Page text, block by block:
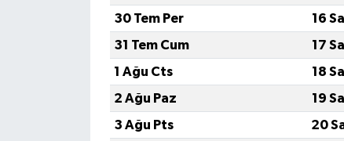
30 Tem Per
16
31 Tem Cum
17
1 Ağu Cts
18
2 Ağu Paz
19
3 Ağu Pts
20